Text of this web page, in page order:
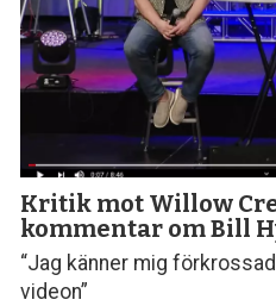
Kritik mot Willow
kommentar om Bill
“Jag känner mig
videon”